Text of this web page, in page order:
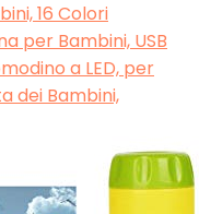
16 Colori
per Bambini, USB
a LED, per
dei Bambini,